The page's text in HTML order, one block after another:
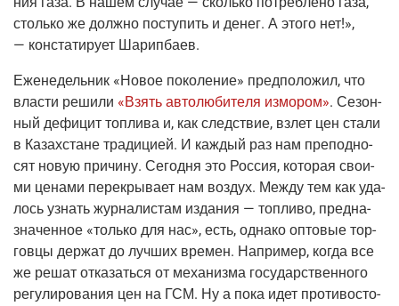
столь­ко же долж­но посту­пить и денег. А это­го нет!»,
— кон­ста­ти­ру­ет Шарипбаев.
Еже­не­дель­ник «Новое поко­ле­ние» пред­по­ло­жил, что
вла­сти реши­ли «Взять авто­лю­би­те­ля измо­ром». Сезон­
ный дефи­цит топ­ли­ва и, как след­ствие, взлет цен ста­ли
в Казах­стане тра­ди­ци­ей. И каж­дый раз нам пре­под­но­
сят новую при­чи­ну. Сего­дня это Рос­сия, кото­рая сво­и­
ми цена­ми пере­кры­ва­ет нам воз­дух. Меж­ду тем как уда­
лось узнать жур­на­ли­стам изда­ния — топ­ли­во, пред­на­
зна­чен­ное «толь­ко для нас», есть, одна­ко опто­вые тор­
гов­цы дер­жат до луч­ших вре­мен. Напри­мер, когда все
же решат отка­зать­ся от меха­низ­ма госу­дар­ствен­но­го
регу­ли­ро­ва­ния цен на ГСМ. Ну а пока идет про­ти­во­сто­